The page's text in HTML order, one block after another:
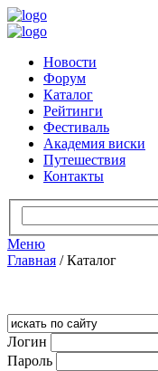
Новости
Форум
Каталог
Рейтинги
Фестиваль
Академия виски
Путешествия
Контакты
Меню
Главная /Каталог
Логин
Пароль